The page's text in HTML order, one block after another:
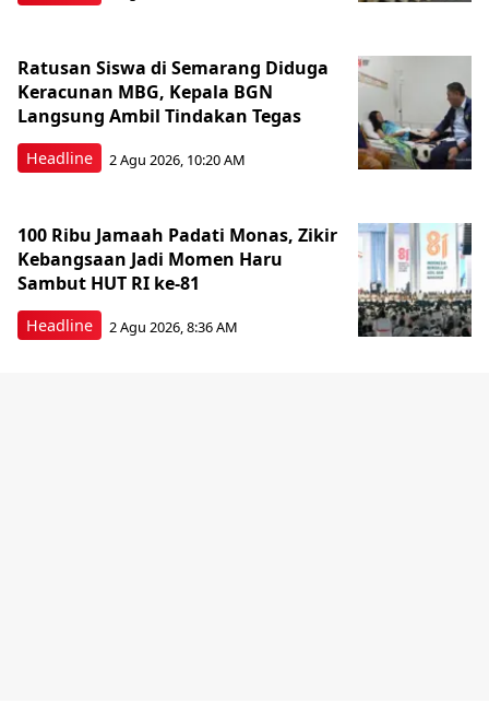
Headline
Ratusan Siswa di Semarang Diduga
Keracunan MBG, Kepala BGN
Langsung Ambil Tindakan Tegas
2 Agu 2026, 10:20 AM
Headline
100 Ribu Jamaah Padati Monas, Zikir
Kebangsaan Jadi Momen Haru
Sambut HUT RI ke-81
2 Agu 2026, 8:36 AM